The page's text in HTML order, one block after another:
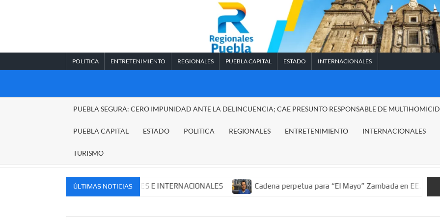
POLITICA ENTRETENIMIENTO REGIONALES PUEBLA CAPITAL ESTADO INTERNACIONALES
REGIONALES
PUEBLA SEGURA: CERO IMPUNIDAD ANTE LA DELINCUENCIA; CAE PRESUNTO RESPONSABLE DE
PUEBLA CAPITAL ESTADO POLITICA REGIONALES ENTRETENIMIENTO INTERNACIONALES
TURISMO
ÚLTIMAS NOTICIAS
MERCADOS NACIONALES E INTERNACIONALES Cadena perpetua para “El Mayo” Zambada en EE.UU.; ordenan